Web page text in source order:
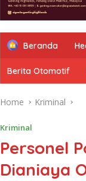
Beranda
Berita Otomotif
Home Kriminal
Kriminal
Personel
Dianiaya